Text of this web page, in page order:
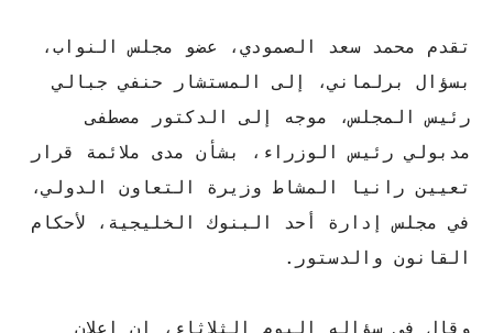
تقدم محمد سعد الصمودي، عضو مجلس النواب،
بسؤال برلماني، إلى المستشار حنفي جبالي
رئيس المجلس، موجه إلى الدكتور مصطفى
مدبولي رئيس الوزراء، بشأن مدى ملائمة قرار
تعيين رانيا المشاط وزيرة التعاون الدولي،
في مجلس إدارة أحد البنوك الخليجية، لأحكام
القانون والدستور.
وقال في سؤاله اليوم الثلاثاء، إن إعلان